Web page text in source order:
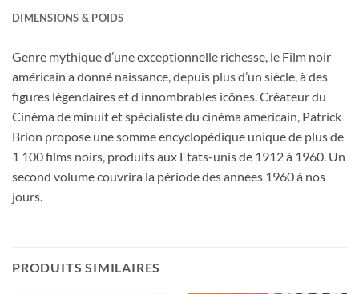
DIMENSIONS & POIDS
Genre mythique d’une exceptionnelle richesse, le Film noir
américain a donné naissance, depuis plus d’un siècle, à des
figures légendaires et d innombrables icônes. Créateur du
Cinéma de minuit et spécialiste du cinéma américain, Patrick
Brion propose une somme encyclopédique unique de plus de
1 100 films noirs, produits aux Etats-unis de 1912 à 1960. Un
second volume couvrira la période des années 1960 à nos
jours.
PRODUITS SIMILAIRES